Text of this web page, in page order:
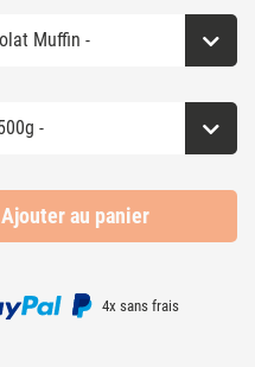
Ajouter au panier
4x sans frais